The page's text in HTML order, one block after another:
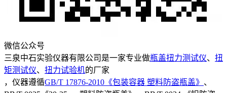
微信公众号
三泉中石实验仪器有限公司是一家专业做瓶盖扭力测试仪、 扭
矩测试仪、 扭力试验机的厂家
，仪器遵循GB/T 17876-2010《包装容器 塑料防盗瓶盖》 、